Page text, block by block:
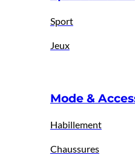
Sport
Jeux
Mode &
Habillement
Chaussures